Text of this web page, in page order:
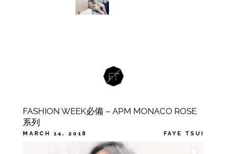
FASHION WEEK必備 – APM MONACO ROSE
系列
MARCH 14, 2018 FAYE TSUI